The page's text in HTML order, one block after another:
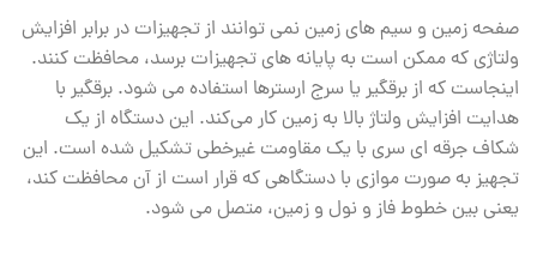
صفحه زمین و سیم‌ های زمین نمی ‌توانند از تجهیزات در برابر افزایش
ولتاژی که ممکن است به پایانه ‌های تجهیزات برسد، محافظت کنند.
اینجاست که از برقگیر یا سرج ارسترها استفاده می ‌شود. برقگیر با
هدایت افزایش ولتاژ بالا به زمین کار می‌کند. این دستگاه از یک
شکاف جرقه ‌ای سری با یک مقاومت غیرخطی تشکیل شده است. این
تجهیز به صورت موازی با دستگاهی که قرار است از آن محافظت کند،
یعنی بین خطوط فاز و نول و زمین، متصل می ‌شود.